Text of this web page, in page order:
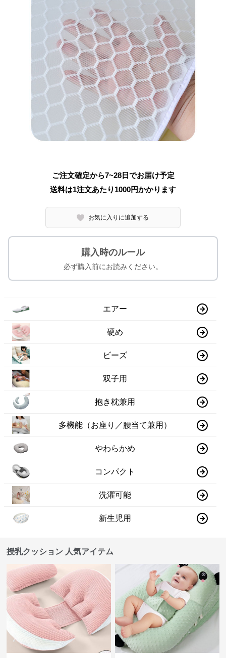
ご注文確定から7~28日でお届け予定
送料は1注文あたり 1000円かかります
お気に入りに追加する
購入時のルール
必ず購入前にお読みください。
エアー
硬め
ビーズ
双子用
抱き枕兼用
多機能（お座り／腰当て兼用）
やわらかめ
コンパクト
洗濯可能
新生児用
授乳クッション 人気アイテム